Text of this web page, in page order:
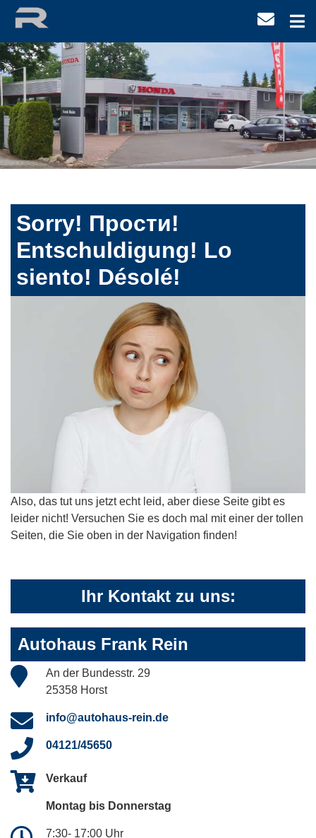
Sorry! Прости!
Entschuldigung! Lo
siento! Désolé!
Also, das tut uns jetzt echt leid, aber diese Seite gibt es
leider nicht! Versuchen Sie es doch mal mit einer der tollen
Seiten, die Sie oben in der Navigation finden!
Ihr Kontakt zu uns:
Autohaus Frank Rein
An der Bundesstr. 29
25358 Horst
info@autohaus-rein.de
04121/45650
Verkauf
Montag bis Donnerstag
7:30- 17:00 Uhr